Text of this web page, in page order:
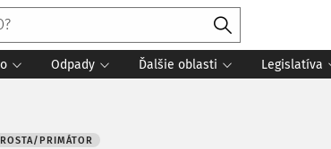
Odpady Ďalšie oblasti Legislatíva
PRIMÁTOR